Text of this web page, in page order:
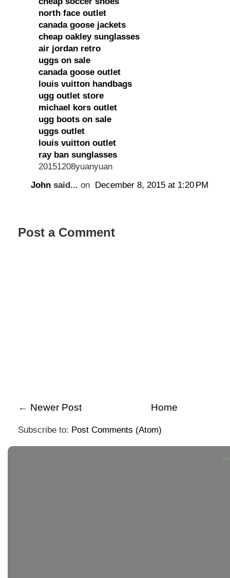
north face outlet
canada goose jackets
cheap oakley sunglasses
air jordan retro
uggs on sale
canada goose outlet
louis vuitton handbags
ugg outlet store
michael kors outlet
ugg boots on sale
uggs outlet
louis vuitton outlet
ray ban sunglasses
20151208yuanyuan
John said... on December 8, 2015 at 1:20 PM
Post a Comment
← Newer Post Home
Subscribe to: Post Comments (Atom)